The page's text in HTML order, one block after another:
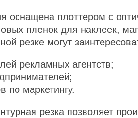
оснащена плоттером c
пленок для наклеек,
резке могут
рекламных агентств;
по маркетингу.
резка позволяет